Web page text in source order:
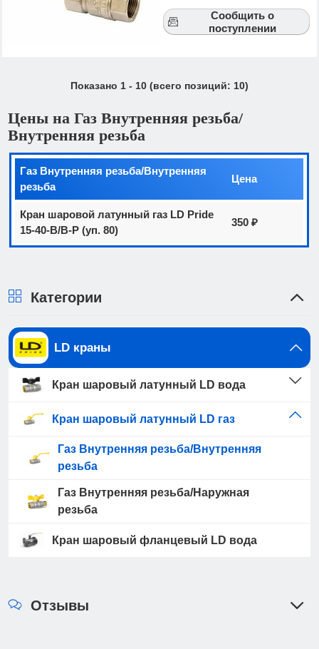
Сообщить о
поступлении
Показано 1 - 10 (всего позиций: 10)
Цены на Газ Внутренняя резьба/
Внутренняя резьба
Газ Внутренняя резьба/Внутренняя
резьба
Цена
Кран шаровой латунный газ LD Pride
15-40-В/В-Р (уп. 80)
350 ₽
Категории
LD краны
Кран шаровый латунный LD вода
Кран шаровый латунный LD газ
Газ Внутренняя резьба/Внутренняя
резьба
Газ Внутренняя резьба/Наружная
резьба
Кран шаровый фланцевый LD вода
Отзывы